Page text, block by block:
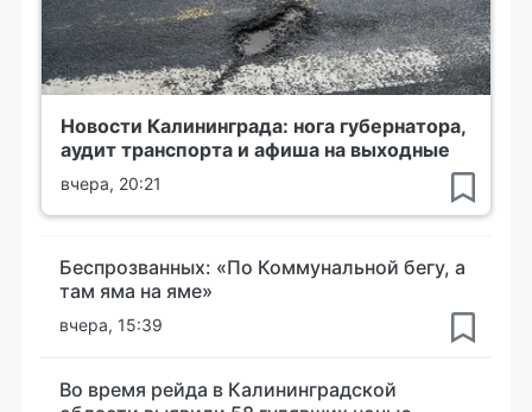
Новости Калининграда: нога губернатора,
аудит транспорта и афиша на выходные
вчера, 20:21
Беспрозванных: «По Коммунальной бегу, а
там яма на яме»
вчера, 15:39
Во время рейда в Калининградской